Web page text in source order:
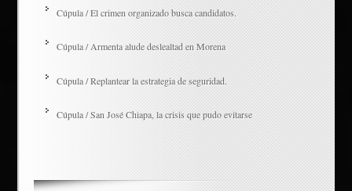
Cúpula / El crimen organizado busca candidatos.
Cúpula / Armenta alude deslealtad en Morena
Cúpula / Replantear la estrategia de seguridad.
Cúpula / San José Chiapa, la crisis que pudo evitarse